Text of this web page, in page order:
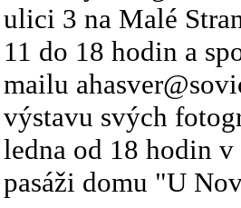
ulici 3 na Malé
11 do 18 hodin a
mailu
výstavu svých
ledna od 18 hodin
pasáži domu "U